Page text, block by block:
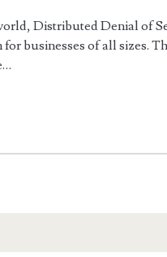
Distributed Denial of
businesses of all sizes.